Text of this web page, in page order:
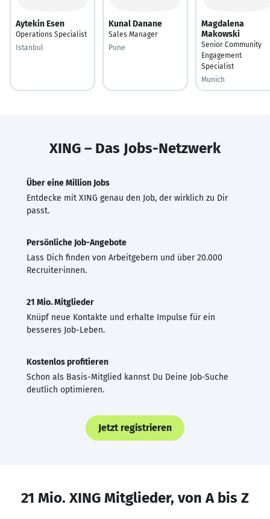
Aytekin Esen
Operations Specialist
Istanbul
Kunal Danane
Sales Manager
Pune
Magdalena
Makowski
Senior Community
Engagement
Specialist
Munich
XING – Das Jobs-Netzwerk
Über eine Million Jobs
Entdecke mit XING genau den Job, der wirklich zu Dir
passt.
Persönliche Job-Angebote
Lass Dich finden von Arbeitgebern und über 20.000
Recruiter·innen.
21 Mio. Mitglieder
Knüpf neue Kontakte und erhalte Impulse für ein
besseres Job-Leben.
Kostenlos profitieren
Schon als Basis-Mitglied kannst Du Deine Job-Suche
deutlich optimieren.
Jetzt registrieren
21 Mio. XING Mitglieder, von A bis Z